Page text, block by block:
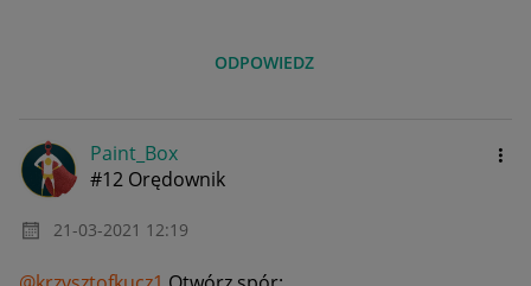
ODPOWIEDZ
Paint_Box
#12 Orędownik
‎21-03-2021 12:19